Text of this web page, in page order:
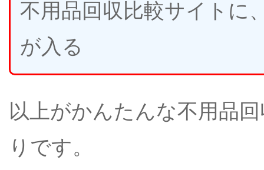
不用品回収比較サイトに
が入る
以上がかんたんな不用品
りです。